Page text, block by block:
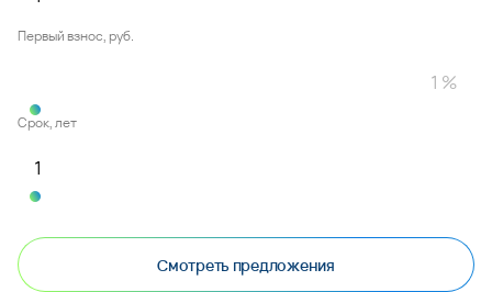
Первый взнос, руб.
Срок, лет
Смотреть предложения